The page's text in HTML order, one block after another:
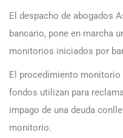
El despacho de abogados
bancario, pone en marcha
monitorios iniciados por
El procedimiento monitorio
fondos utilizan para
impago de una deuda
monitorio.